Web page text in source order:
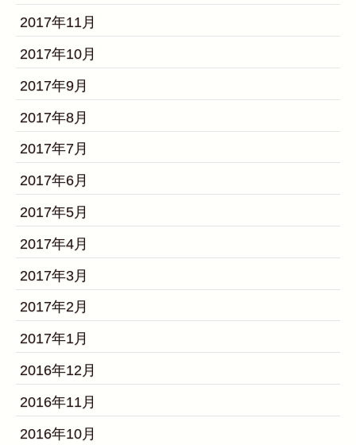
2017年11月
2017年10月
2017年9月
2017年8月
2017年7月
2017年6月
2017年5月
2017年4月
2017年3月
2017年2月
2017年1月
2016年12月
2016年11月
2016年10月